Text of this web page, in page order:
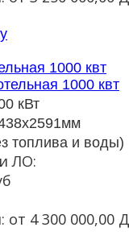
1000 квт
кВт
топлива и воды)
ЛО:
4 300 000,00